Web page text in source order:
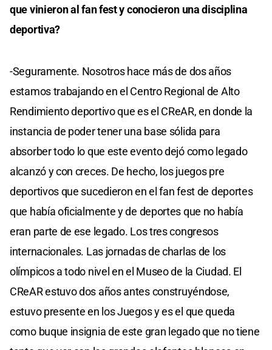
que vinieron al fan fest y conocieron una disciplina
deportiva?
-Seguramente. Nosotros hace más de dos años
estamos trabajando en el Centro Regional de Alto
Rendimiento deportivo que es el CReAR, en donde la
instancia de poder tener una base sólida para
absorber todo lo que este evento dejó como legado
alcanzó y con creces. De hecho, los juegos pre
deportivos que sucedieron en el fan fest de deportes
que había oficialmente y de deportes que no había
eran parte de ese legado. Los tres congresos
internacionales. Las jornadas de charlas de los
olímpicos a todo nivel en el Museo de la Ciudad. El
CReAR estuvo dos años antes construyéndose,
estuvo presente en los Juegos y es el que queda
como buque insignia de este gran legado que no tiene